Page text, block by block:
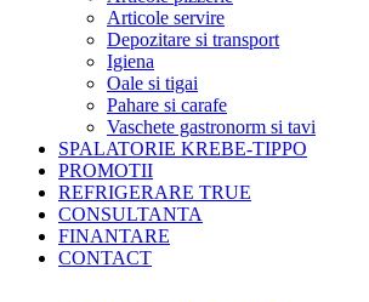
Articole servire
Depozitare si transport
Igiena
Oale si tigai
Pahare si carafe
Vaschete gastronorm si tavi
SPALATORIE KREBE-TIPPO
PROMOTII
REFRIGERARE TRUE
CONSULTANTA
FINANTARE
CONTACT